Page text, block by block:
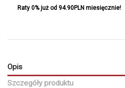
Raty 0% już od 94.90PLN miesięcznie!
Opis
Szczegóły produktu